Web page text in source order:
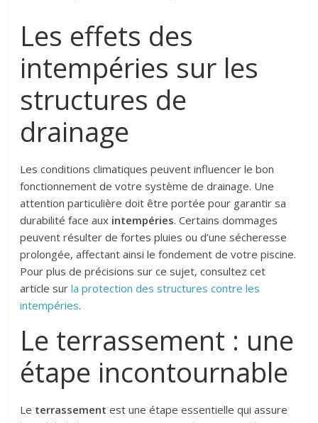
Les effets des
intempéries sur les
structures de
drainage
Les conditions climatiques peuvent influencer le bon
fonctionnement de votre système de drainage. Une
attention particulière doit être portée pour garantir sa
durabilité face aux intempéries. Certains dommages
peuvent résulter de fortes pluies ou d’une sécheresse
prolongée, affectant ainsi le fondement de votre piscine.
Pour plus de précisions sur ce sujet, consultez cet
article surla protection des structures contre les
intempéries.
Le terrassement : une
étape incontournable
Le terrassement est une étape essentielle qui assure